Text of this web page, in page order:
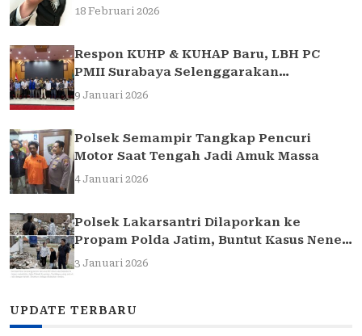
18 Februari 2026
Respon KUHP & KUHAP Baru, LBH PC
PMII Surabaya Selenggarakan
Sarasehan Hukum
9 Januari 2026
Polsek Semampir Tangkap Pencuri
Motor Saat Tengah Jadi Amuk Massa
4 Januari 2026
Polsek Lakarsantri Dilaporkan ke
Propam Polda Jatim, Buntut Kasus Nenek
Elina
3 Januari 2026
UPDATE TERBARU